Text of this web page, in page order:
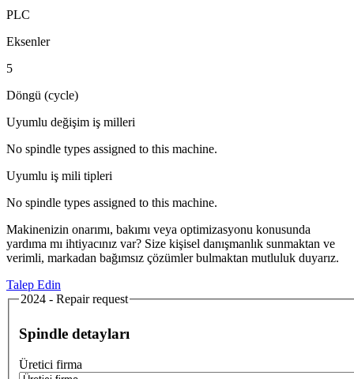
PLC
Eksenler
5
Döngü (cycle)
Uyumlu değişim iş milleri
No spindle types assigned to this machine.
Uyumlu iş mili tipleri
No spindle types assigned to this machine.
Makinenizin onarımı, bakımı veya optimizasyonu konusunda
yardıma mı ihtiyacınız var? Size kişisel danışmanlık sunmaktan ve
verimli, markadan bağımsız çözümler bulmaktan mutluluk duyarız.
Talep Edin
2024 - Repair request
Spindle detayları
Üretici firma